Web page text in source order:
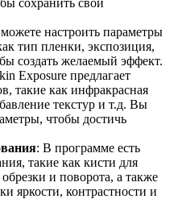
сохранить свой
настроить параметры
тип пленки, экспозиция,
создать желаемый эффект.
Exposure предлагает
такие как инфракрасная
текстур и т.д. Вы
чтобы достичь
: В программе есть
такие как кисти для
и поворота, а также
яркости, контрастности и